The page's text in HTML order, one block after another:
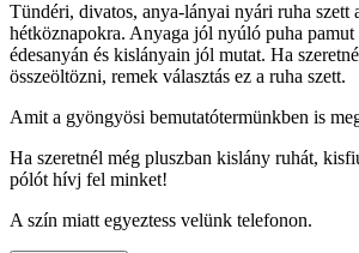
Tündéri, divatos, anya-lányai nyári ruha szett
hétköznapokra. Anyaga jól nyúló puha
édesanyán és kislányain jól mutat. Ha
összeöltözni, remek választás ez a ruha szett.
Amit a gyöngyösi bemutatótermünkben is
Ha szeretnél még pluszban kislány ruhát,
pólót hívj fel minket!
A szín miatt egyeztess velünk telefonon.